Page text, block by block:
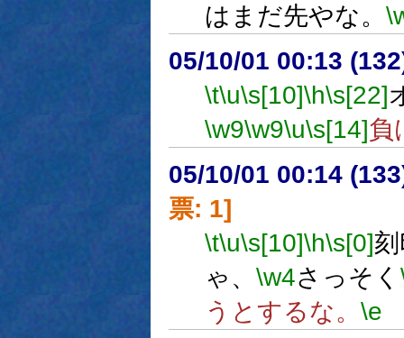
はまだ先やな。
05/10/01 00:13
\t\u\s[10]\h\s[22]
\w9\w9\u\s[14]負
05/10/01 00:14
票: 1]
\t\u\s[10]\h\s[0]
ゃ、 \w4さっそく
うとするな。 \e